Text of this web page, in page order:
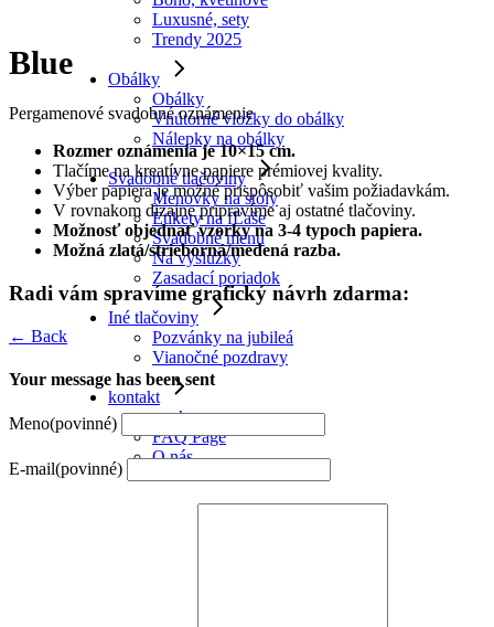
Luxusné, sety
Trendy 2025
Obálky
Obálky
Vnútorné vložky do obálky
Nálepky na obálky
Svadobné tlačoviny
Menovky na stoly
Etikety na fĽaše
Svadobné menu
Na výslužky
Zasadací poriadok
Iné tlačoviny
Pozvánky na jubileá
Vianočné pozdravy
kontakt
poukazy
FAQ Page
O nás
Blue
Pergamenové svadobné oznámenie
Rozmer oznámenia je 10×15 cm.
Tlačíme na kreatívne papiere prémiovej kvality.
Výber papiera je možné prispôsobiť vašim požiadavkám.
V rovnakom dizajne pripravíme aj ostatné tlačoviny.
Možnosť objednať vzorky na 3-4 typoch papiera.
Možná zlatá/strieborná/medená razba.
Radi vám spravíme grafický návrh zdarma:
← Back
Your message has been sent
Meno(povinné)
E-mail(povinné)